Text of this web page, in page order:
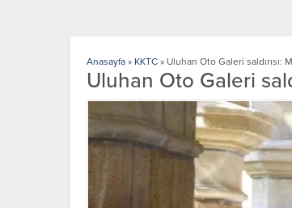
Anasayfa » KKTC » Uluhan Oto Galeri saldırısı:
Uluhan Oto Galeri